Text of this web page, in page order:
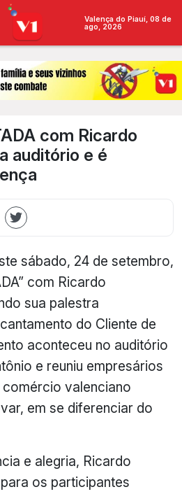
Valença do Piauí, 08 de
ago, 2026
com Ricardo
auditório e é
sábado, 24 de setembro,
com Ricardo
sua palestra
do Cliente de
aconteceu no auditório
e reuniu empresários
valenciano
em se diferenciar do
e alegria, Ricardo
os participantes